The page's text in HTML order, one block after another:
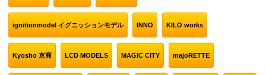
ignitionmodel イグニッションモデル INNO KILO works
Kyosho 京商 LCD MODELS MAGIC CITY majoRETTE